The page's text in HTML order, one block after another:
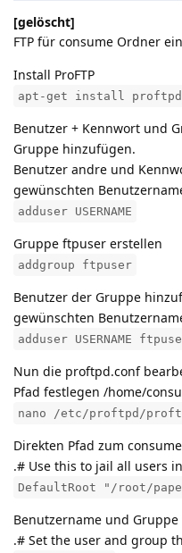
[gelöscht]
FTP für consume Ordner
Install ProFTP
apt-get install
Benutzer + Kennwort und
Gruppe hinzufügen.
Benutzer andre und
gewünschten
adduser USERNAME
Gruppe ftpuser erstellen
addgroup ftpuser
Benutzer der Gruppe
gewünschten
adduser USERNAME
Nun die proftpd.conf
Pfad festlegen /home/
nano /etc/proftpd/
Direkten Pfad zum
.# Use this to jail all users
DefaultRoot "/root/
Benutzername und Gruppe
.# Set the user and group